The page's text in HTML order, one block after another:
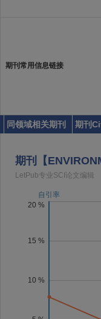
期刊常用信息链接
同领域相关期刊 期刊